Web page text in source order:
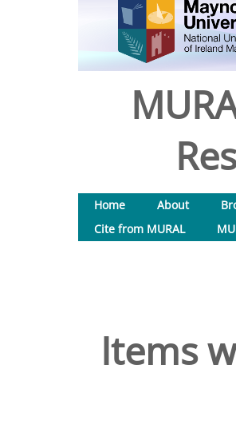
Home About
Cite from MURAL
Items